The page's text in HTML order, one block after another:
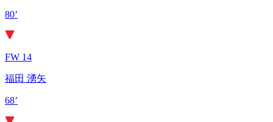
80’
FW 14
福田 湧矢
68’